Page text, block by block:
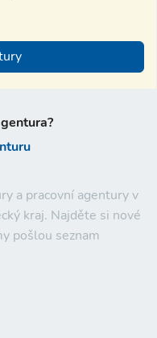
a pracovní agentury v
kraj. Najděte si nové
pošlou seznam